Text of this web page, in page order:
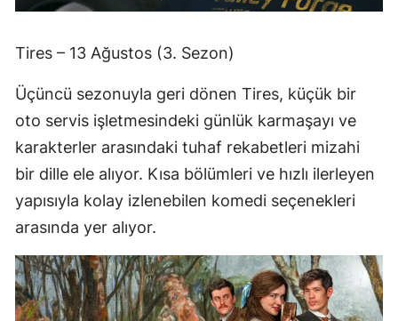
Tires – 13 Ağustos (3. Sezon)
Üçüncü sezonuyla geri dönen Tires, küçük bir
oto servis işletmesindeki günlük karmaşayı ve
karakterler arasındaki tuhaf rekabetleri mizahi
bir dille ele alıyor. Kısa bölümleri ve hızlı ilerleyen
yapısıyla kolay izlenebilen komedi seçenekleri
arasında yer alıyor.